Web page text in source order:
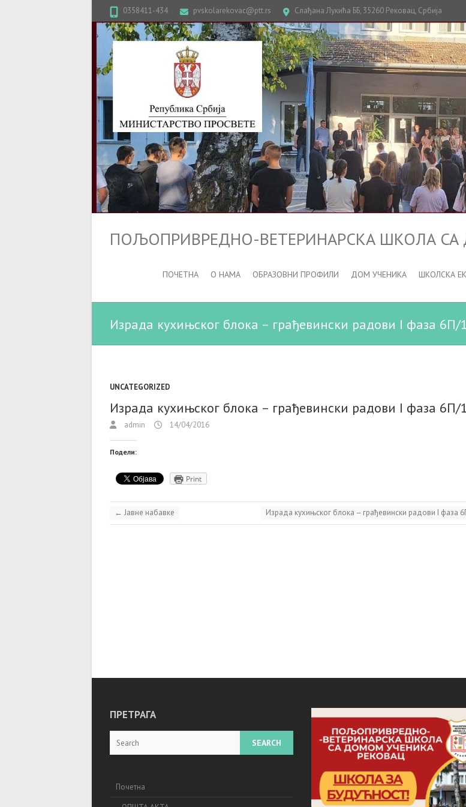
0358411-434 pvskolarekovac@ptt.rs Слађана Лукића ББ, 35260 Рековац, Србија
ПОЉОПРИВРЕДНО-ВЕТЕРИНАРСКА ШКОЛА
ПОЧЕТНА О НАМА ОБРАЗОВНИ ПРОФИЛИ ДОМ УЧЕНИКА ШКОЛСКА
Израда кухињског блока – грађевински радови I фаза 6П/
UNCATEGORIZED
Израда кухињског блока – грађевински радови I фаза 6П/
admin 14/04/2016
Подели:
Print
← Јавне набавке Израда кухињског блока – грађевински радови I фаза
ПРЕТРАГА
Почетна